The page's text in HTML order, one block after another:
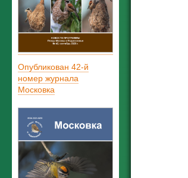
Опубликован 42-й
номер журнала
Московка